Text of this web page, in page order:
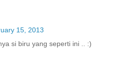
15, 2013
si biru yang seperti ini .. :)